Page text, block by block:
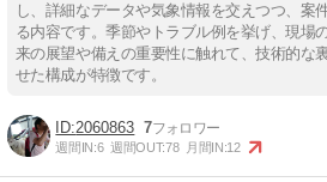
し、詳細なデータや気象情報を交えつつ、案
る内容です。季節やトラブル例を挙げ、現場
来の展望や備えの重要性に触れて、技術的な
せた構成が特徴です。
2060863 7
週間IN:6 週間OUT:78 月間IN:12